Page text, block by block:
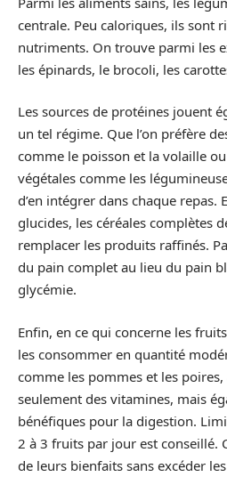
centrale. Peu caloriques, ils sont
nutriments. On trouve parmi les
les épinards, le brocoli, les
Les sources de protéines jouent
un tel régime. Que l’on préfère
comme le poisson et la volaille
végétales comme les
d’en intégrer dans chaque repas.
glucides, les céréales complètes
remplacer les produits raffinés.
du pain complet au lieu du pain
glycémie.
Enfin, en ce qui concerne les
les consommer en quantité
comme les pommes et les
seulement des vitamines, mais
bénéfiques pour la digestion.
2 à 3 fruits par jour est conseillé.
de leurs bienfaits sans excéder